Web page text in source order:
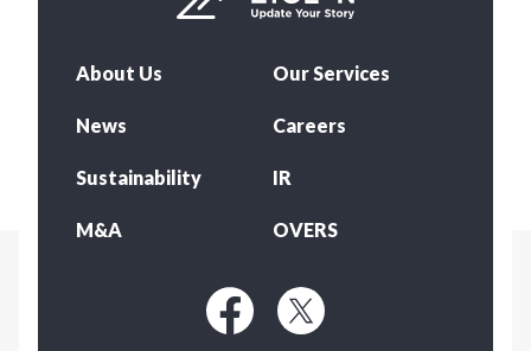
About Us Our Services
News Careers
Sustainability IR
M&A OVERS